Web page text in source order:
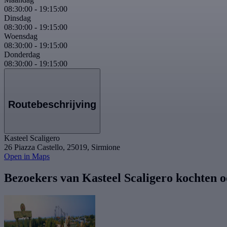
08:30:00 - 19:15:00
Dinsdag
08:30:00 - 19:15:00
Woensdag
08:30:00 - 19:15:00
Donderdag
08:30:00 - 19:15:00
Routebeschrijving
Kasteel Scaligero
26 Piazza Castello, 25019, Sirmione
Open in Maps
Bezoekers van Kasteel Scaligero kochten